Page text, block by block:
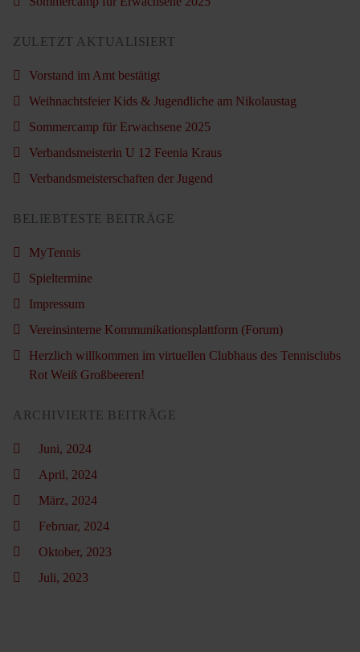
ZULETZT AKTUALISIERT
Vorstand im Amt bestätigt
Weihnachtsfeier Kids & Jugendliche am Nikolaustag
Sommercamp für Erwachsene 2025
Verbandsmeisterin U 12 Feenia Kraus
Verbandsmeisterschaften der Jugend
BELIEBTESTE BEITRÄGE
MyTennis
Spieltermine
Impressum
Vereinsinterne Kommunikationsplattform (Forum)
Herzlich willkommen im virtuellen Clubhaus des Tennisclubs
Rot Weiß Großbeeren!
ARCHIVIERTE BEITRÄGE
Juni, 2024
April, 2024
März, 2024
Februar, 2024
Oktober, 2023
Juli, 2023